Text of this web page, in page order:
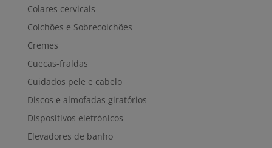
Colares cervicais
Colchões e Sobrecolchões
Cremes
Cuecas-fraldas
Cuidados pele e cabelo
Discos e almofadas giratórios
Dispositivos eletrónicos
Elevadores de banho